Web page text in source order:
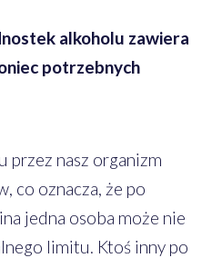
alkoholu zawiera
potrzebnych
przez nasz organizm
co oznacza, że po
jedna osoba może nie
limitu. Ktoś inny po